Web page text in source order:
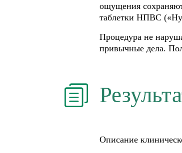
ощущения
таблетки НПВС
Процедура не
привычные дела.
Описание